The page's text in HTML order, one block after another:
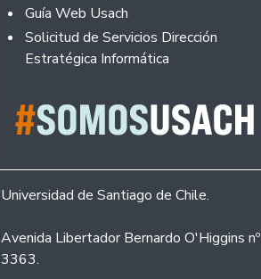
Guía Web Usach
Solicitud de Servicios Dirección
Estratégica Informática
Universidad de Santiago de Chile.
Avenida Libertador Bernardo O'Higgins nº
3363.